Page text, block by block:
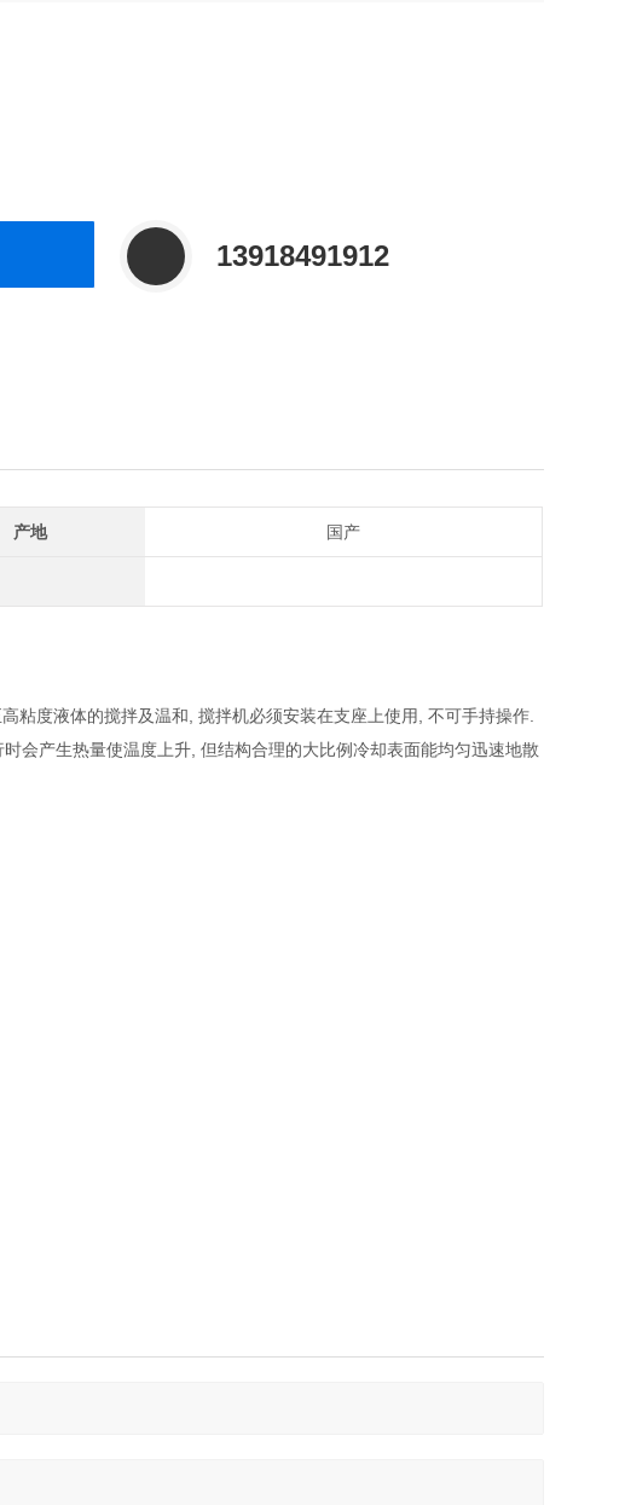
13918491912
产地 国产
粘度液体的搅拌及温和, 搅拌机必须安装在支座上使用, 不可手持操作.
会产生热量使温度上升, 但结构合理的大比例冷却表面能均匀迅速地散